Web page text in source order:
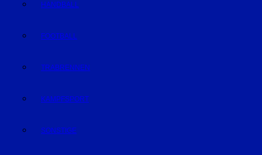
HANDBALL
FOOTBALL
TRABRENNEN
KAMPFSPORT
SONSTIGE